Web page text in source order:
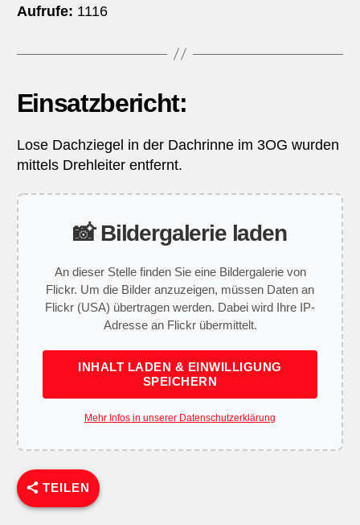
Aufrufe: 1116
Einsatzbericht:
Lose Dachziegel in der Dachrinne im 3OG wurden
mittels Drehleiter entfernt.
📸 Bildergalerie laden
An dieser Stelle finden Sie eine Bildergalerie von
Flickr. Um die Bilder anzuzeigen, müssen Daten an
Flickr (USA) übertragen werden. Dabei wird Ihre IP-
Adresse an Flickr übermittelt.
INHALT LADEN & EINWILLIGUNG
SPEICHERN
Mehr Infos in unserer Datenschutzerklärung
TEILEN